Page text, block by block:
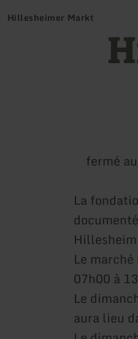
Hillesheimer Markt
fermé
La
Le
07h00 à
Le
aura lieu